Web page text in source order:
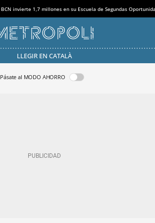
BCN invierte 1,7 millones en su Escuela de Segundas
LLEGIR EN CATALÀ
Pásate al MODO AHORRO